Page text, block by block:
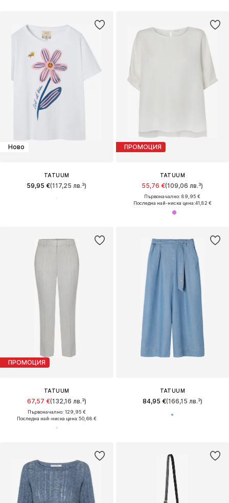
Ново
TATUUM
59,95 €(117,25 лв.³)
ПРОМОЦИЯ
TATUUM
55,76 €(109,06 лв.³)
Първоначално: 89,95 €
Последна най-ниска цена:41,82 €
ПРОМОЦИЯ
TATUUM
67,57 €(132,16 лв.³)
Първоначално: 129,95 €
Последна най-ниска цена:50,68 €
TATUUM
84,95 €(166,15 лв.³)